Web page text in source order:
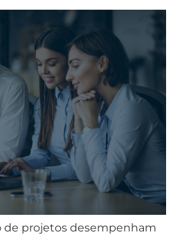
de projetos desempenham